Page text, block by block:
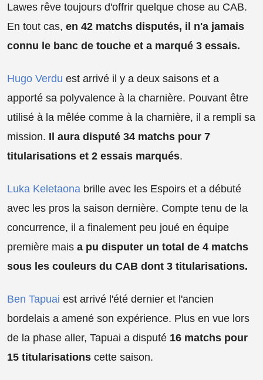
Lawes rêve toujours d'offrir quelque chose au CAB.
En tout cas, en 42 matchs disputés, il n'a jamais
connu le banc de touche et a marqué 3 essais.
Hugo Verdu est arrivé il y a deux saisons et a
apporté sa polyvalence à la charnière. Pouvant être
utilisé à la mêlée comme à la charnière, il a rempli sa
mission. Il aura disputé 34 matchs pour 7
titularisations et 2 essais marqués.
Luka Keletaona brille avec les Espoirs et a débuté
avec les pros la saison dernière. Compte tenu de la
concurrence, il a finalement peu joué en équipe
première mais a pu disputer un total de 4 matchs
sous les couleurs du CAB dont 3 titularisations.
Ben Tapuai est arrivé l'été dernier et l'ancien
bordelais a amené son expérience. Plus en vue lors
de la phase aller, Tapuai a disputé 16 matchs pour
15 titularisations cette saison.